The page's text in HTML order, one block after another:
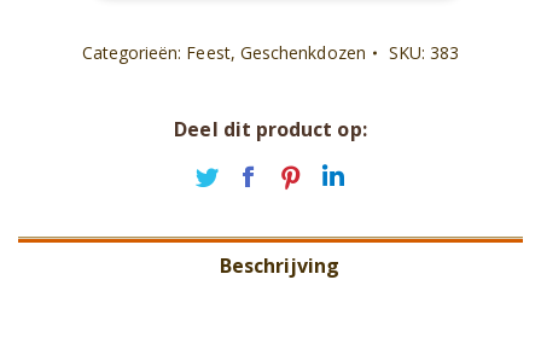
aantal
Categorieën: Feest, Geschenkdozen SKU:383
Deel dit product op:
Deel
Twitter
Deel
Facebook
Deel
Pinterest
LinkedIn
Beschrijving